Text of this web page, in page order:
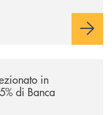
dell’operazione.
in
di Banca